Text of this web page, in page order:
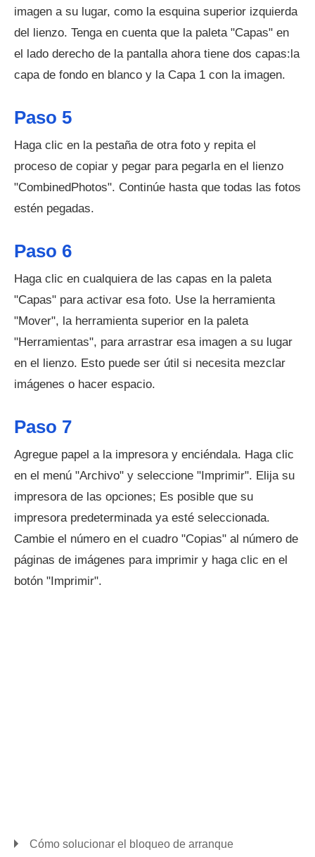
imagen a su lugar, como la esquina superior izquierda
del lienzo. Tenga en cuenta que la paleta "Capas" en
el lado derecho de la pantalla ahora tiene dos capas:la
capa de fondo en blanco y la Capa 1 con la imagen.
Paso 5
Haga clic en la pestaña de otra foto y repita el
proceso de copiar y pegar para pegarla en el lienzo
"CombinedPhotos". Continúe hasta que todas las fotos
estén pegadas.
Paso 6
Haga clic en cualquiera de las capas en la paleta
"Capas" para activar esa foto. Use la herramienta
"Mover", la herramienta superior en la paleta
"Herramientas", para arrastrar esa imagen a su lugar
en el lienzo. Esto puede ser útil si necesita mezclar
imágenes o hacer espacio.
Paso 7
Agregue papel a la impresora y enciéndala. Haga clic
en el menú "Archivo" y seleccione "Imprimir". Elija su
impresora de las opciones; Es posible que su
impresora predeterminada ya esté seleccionada.
Cambie el número en el cuadro "Copias" al número de
páginas de imágenes para imprimir y haga clic en el
botón "Imprimir".
Cómo solucionar el bloqueo de arranque